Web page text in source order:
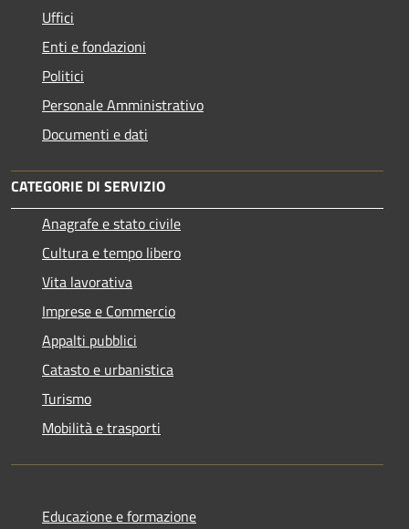
Uffici
Enti e fondazioni
Politici
Personale Amministrativo
Documenti e dati
CATEGORIE DI SERVIZIO
Anagrafe e stato civile
Cultura e tempo libero
Vita lavorativa
Imprese e Commercio
Appalti pubblici
Catasto e urbanistica
Turismo
Mobilità e trasporti
Educazione e formazione